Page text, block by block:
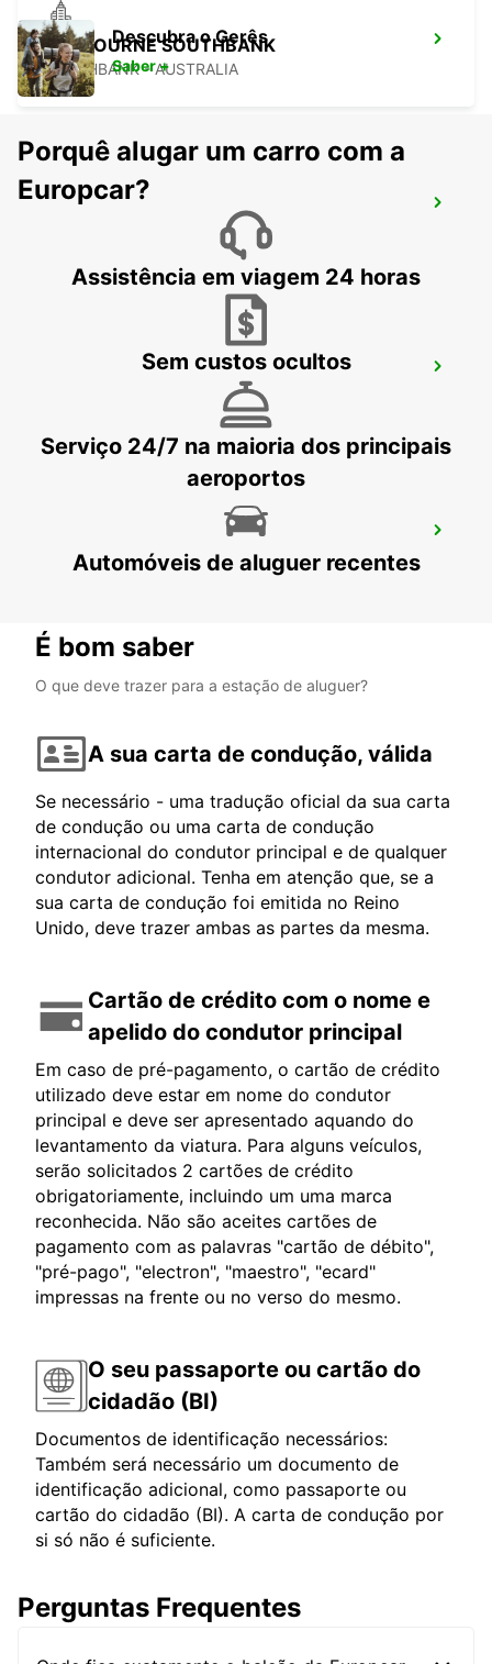
MELBOURNE SOUTHBANK
SOUTHBANK - AUSTRALIA
MELBOURNE ALBERT PARK
ALBERT PARK - AUSTRALIA
MELBOURNE HOPPERS CROSSING
HOPPERS CROSSING - AUSTRALIA
MELBOURNE BLACKBURN
BLACKBURN - AUSTRALIA
Descubra o Gerês
Saber +
Porquê alugar um carro com a
Europcar?
Assistência em viagem 24 horas
Sem custos ocultos
Serviço 24/7 na maioria dos principais
aeroportos
Automóveis de aluguer recentes
É bom saber
O que deve trazer para a estação de aluguer?
A sua carta de condução, válida
Se necessário - uma tradução oficial da sua carta
de condução ou uma carta de condução
internacional do condutor principal e de qualquer
condutor adicional. Tenha em atenção que, se a
sua carta de condução foi emitida no Reino
Unido, deve trazer ambas as partes da mesma.
Cartão de crédito com o nome e
apelido do condutor principal
Em caso de pré-pagamento, o cartão de crédito
utilizado deve estar em nome do condutor
principal e deve ser apresentado aquando do
levantamento da viatura. Para alguns veículos,
serão solicitados 2 cartões de crédito
obrigatoriamente, incluindo um uma marca
reconhecida. Não são aceites cartões de
pagamento com as palavras "cartão de débito",
"pré-pago", "electron", "maestro", "ecard"
impressas na frente ou no verso do mesmo.
O seu passaporte ou cartão do
cidadão (BI)
Documentos de identificação necessários:
Também será necessário um documento de
identificação adicional, como passaporte ou
cartão do cidadão (BI). A carta de condução por
si só não é suficiente.
Perguntas Frequentes